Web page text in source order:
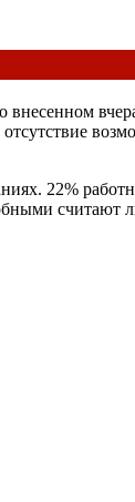
внесенном
22%
считают